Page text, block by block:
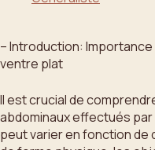
– Introduction:
ventre plat
Il est crucial de
abdominaux effectués
peut varier en fonction de